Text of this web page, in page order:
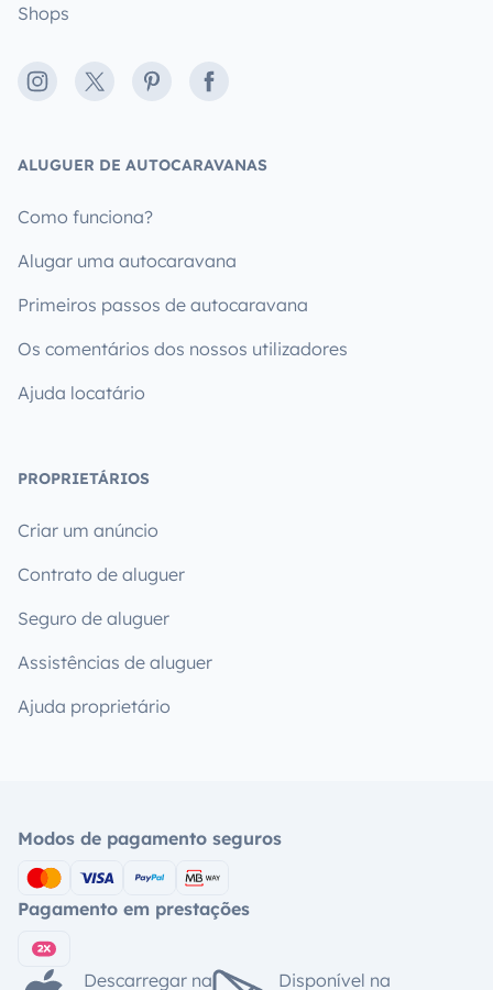
Shops
Instagram
X PinterestFacebook
ALUGUER DE AUTOCARAVANAS
Como funciona?
Alugar uma autocaravana
Primeiros passos de autocaravana
Os comentários dos nossos utilizadores
Ajuda locatário
PROPRIETÁRIOS
Criar um anúncio
Contrato de aluguer
Seguro de aluguer
Assistências de aluguer
Ajuda proprietário
Modos de pagamento seguros
Pagamento em prestações
Descarregar na Disponível na